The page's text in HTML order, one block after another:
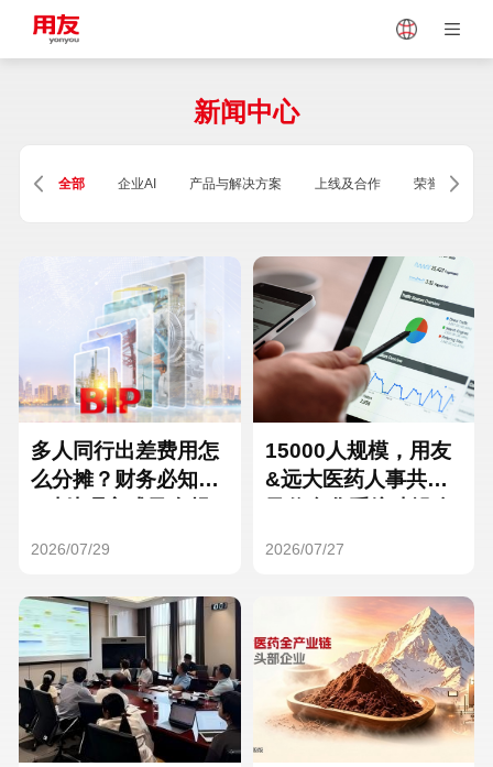
Vietnam
Singapore Malaysia
Thailand
Turkey
Hungary Mexico
Hong Kong Macau
新闻中心
全部 企业AI 产品与解决方案 上线及合作 荣誉及资质
多人同行出差费用怎
么分摊？财务必知的
2026/07/29
15000人规模，用友
&远大医药人事共享
2026/07/27